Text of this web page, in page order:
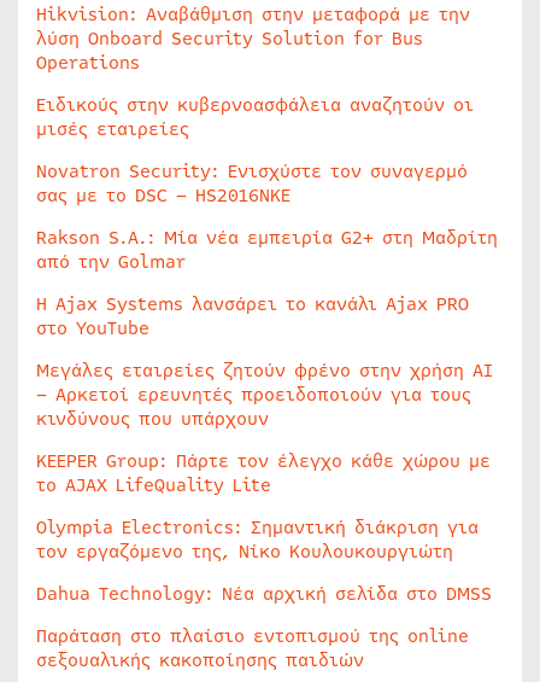
Hikvision: Αναβάθμιση στην μεταφορά με την
λύση Onboard Security Solution for Bus
Operations
Ειδικούς στην κυβερνοασφάλεια αναζητούν οι
μισές εταιρείες
Novatron Security: Ενισχύστε τον συναγερμό
σας με το DSC – HS2016NKE
Rakson S.A.: Μία νέα εμπειρία G2+ στη Μαδρίτη
από την Golmar
Η Ajax Systems λανσάρει το κανάλι Ajax PRO
στο YouTube
Μεγάλες εταιρείες ζητούν φρένο στην χρήση AI
– Αρκετοί ερευνητές προειδοποιούν για τους
κινδύνους που υπάρχουν
KEEPER Group: Πάρτε τον έλεγχο κάθε χώρου με
το AJAX LifeQuality Lite
Olympia Electronics: Σημαντική διάκριση για
τον εργαζόμενο της, Νίκο Κουλουκουργιώτη
Dahua Technology: Νέα αρχική σελίδα στο DMSS
Παράταση στο πλαίσιο εντοπισμού της online
σεξουαλικής κακοποίησης παιδιών